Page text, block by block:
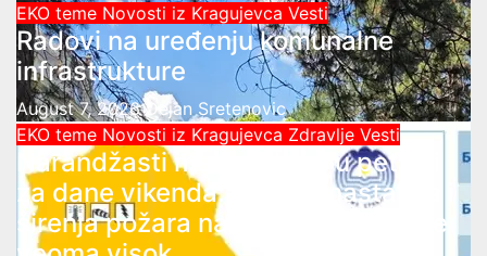
EKO teme Novosti iz Kragujevca Vesti
Radovi na uređenju komunalne
infrastrukture
August 7, 2026Dejan Sretenovic
EKO teme Novosti iz Kragujevca Zdravlje Vesti
Narandžasti meteo alarm u petak i
za dane vikenda: rizik od nastanka i
širenja požara na otvorenom i dalje